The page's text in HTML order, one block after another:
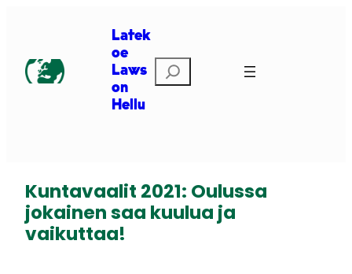
Latek
oe
Laws
on
Hellu
Etsi
Kuntavaalit 2021: Oulussa
jokainen saa kuulua ja
vaikuttaa!